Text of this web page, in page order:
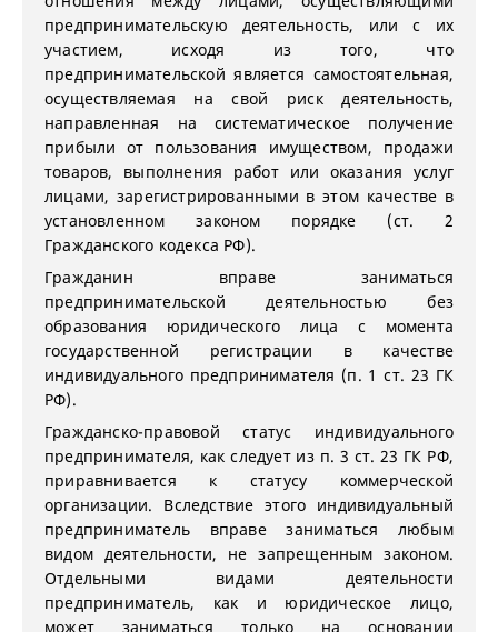
предпринимательскую деятельность, или с их
участием, исходя из того, что
предпринимательской является самостоятельная,
осуществляемая на свой риск деятельность,
направленная на систематическое получение
прибыли от пользования имуществом, продажи
товаров, выполнения работ или оказания услуг
лицами, зарегистрированными в этом качестве в
установленном законом порядке (ст. 2
Гражданского кодекса РФ).
Гражданин вправе заниматься
предпринимательской деятельностью без
образования юридического лица с момента
государственной регистрации в качестве
индивидуального предпринимателя (п. 1 ст. 23 ГК
РФ).
Гражданско-правовой статус индивидуального
предпринимателя, как следует из п. 3 ст. 23 ГК РФ,
приравнивается к статусу коммерческой
организации. Вследствие этого индивидуальный
предприниматель вправе заниматься любым
видом деятельности, не запрещенным законом.
Отдельными видами деятельности
предприниматель, как и юридическое лицо,
может заниматься только на основании